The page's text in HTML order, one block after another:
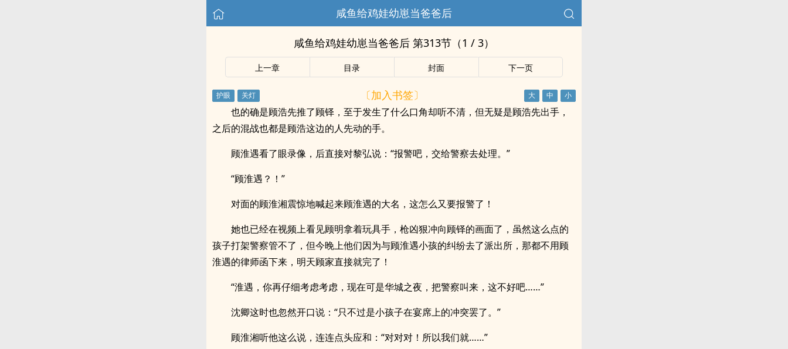
咸鱼给鸡娃幼崽当爸爸后
咸鱼给鸡娃幼崽当爸爸后 第313节（1 / 3）
上一章 目录 封面 下一页
〔加入书签〕
也的确是顾浩先推了顾铎，至于发生了什么口角却听不清，但无疑是顾浩先出手，
之后的混战也都是顾浩这边的人先动的手。
顾淮遇看了眼录像，后直接对黎弘说：“报警吧，交给警察去处理。”
“顾淮遇？！”
对面的顾淮湘震惊地喊起来顾淮遇的大名，这怎么又要报警了！
她也已经在视频上看见顾明拿着玩具手，枪凶狠冲向顾铎的画面了，虽然这么点的
孩子打架警察管不了，但今晚上他们因为与顾淮遇小孩的纠纷去了派出所，那都不用顾
淮遇的律师函下来，明天顾家直接就完了！
“淮遇，你再仔细考虑考虑，现在可是华城之夜，把警察叫来，这不好吧……”
沈卿这时也忽然开口说：“只不过是小孩子在宴席上的冲突罢了。”
顾淮湘听他这么说，连连点头应和：“对对对！所以我们就……”